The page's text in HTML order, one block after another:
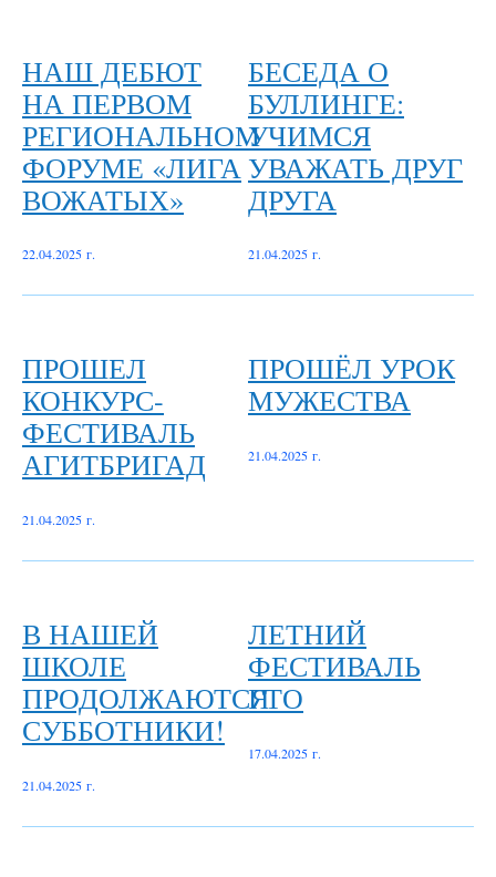
НАШ ДЕБЮТ
НА ПЕРВОМ
РЕГИОНАЛЬНОМ
ФОРУМЕ «ЛИГА
ВОЖАТЫХ»
22.04.2025 г.
БЕСЕДА О
БУЛЛИНГЕ:
УЧИМСЯ
УВАЖАТЬ ДРУГ
ДРУГА
21.04.2025 г.
ПРОШЕЛ
КОНКУРС-
ФЕСТИВАЛЬ
АГИТБРИГАД
21.04.2025 г.
ПРОШЁЛ УРОК
МУЖЕСТВА
21.04.2025 г.
В НАШЕЙ
ШКОЛЕ
ПРОДОЛЖАЮТСЯ
СУББОТНИКИ!
21.04.2025 г.
ЛЕТНИЙ
ФЕСТИВАЛЬ
ГТО
17.04.2025 г.